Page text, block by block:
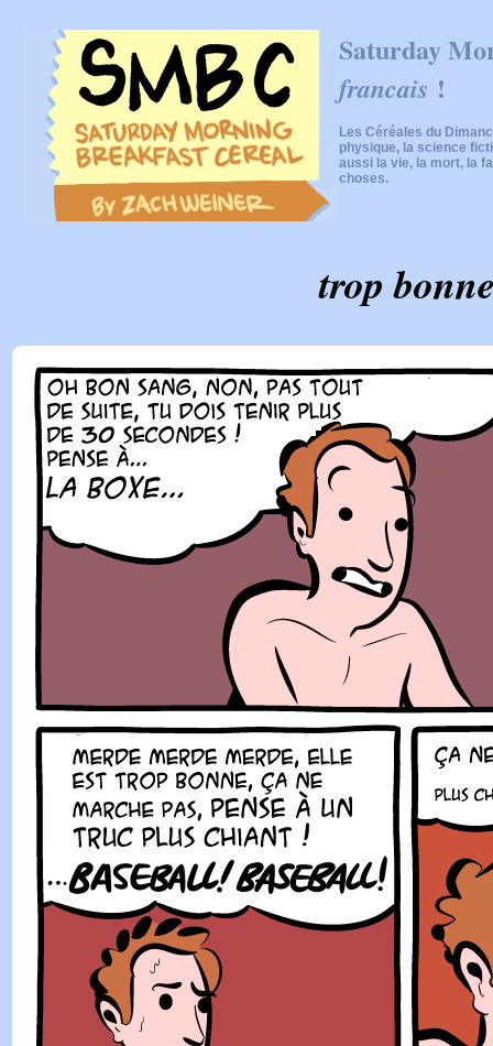
Saturday
francais !
Les Céréales du
physique, la science
aussi la vie, la mort, la
choses.
trop